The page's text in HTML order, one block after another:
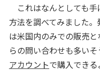
これはなんとしても手
方法を調べてみました
は米国内のみでの販売
らの問い合わせも多い
アカウントで購入でき